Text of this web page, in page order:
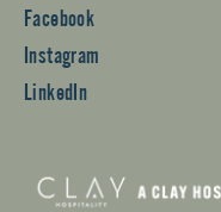
Facebook
Instagram
LinkedIn